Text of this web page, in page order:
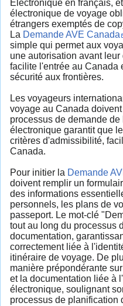
Électronique en français,
électronique de voyage
étrangers exemptés de
La Demande AVE Canada
simple qui permet aux
une autorisation avant
facilite l'entrée au Canada
sécurité aux frontières.
Les voyageurs
voyage au Canada
processus de demande
électronique garantit que
critères d'admissibilité,
Canada.
Pour initier la Demande
doivent remplir un
des informations
personnels, les plans de
passeport. Le mot-clé
tout au long du processus
documentation,
correctement liée à
itinéraire de voyage. De
manière prépondérante
et la documentation liée à
électronique, soulignant
processus de planification